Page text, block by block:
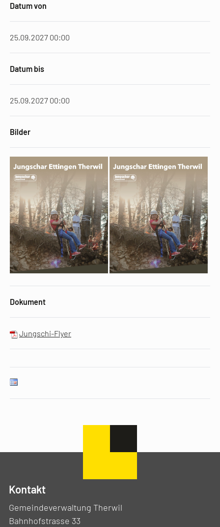
Datum von
25.09.2027 00:00
Datum bis
25.09.2027 00:00
Bilder
Dokument
Jungschi-Flyer
Kontakt
Gemeindeverwaltung Therwil
Bahnhofstrasse 33